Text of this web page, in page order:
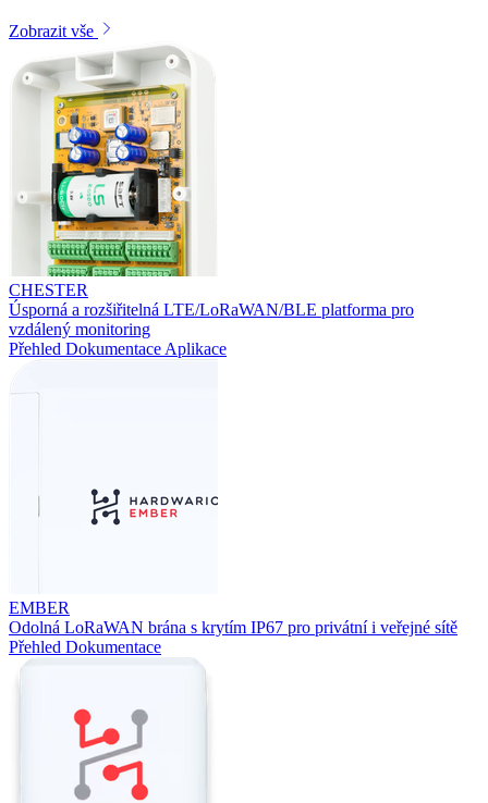
Zobrazit vše
CHESTER
Úsporná a rozšiřitelná LTE/LoRaWAN/BLE platforma pro
vzdálený monitoring
Přehled Dokumentace Aplikace
EMBER
Odolná LoRaWAN brána s krytím IP67 pro privátní i veřejné sítě
Přehled Dokumentace